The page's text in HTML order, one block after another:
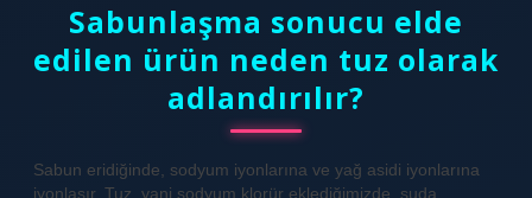
Sabunlaşma sonucu elde
edilen ürün neden tuz olarak
adlandırılır?
Sabun eridiğinde, sodyum iyonlarına ve yağ asidi iyonlarına
iyonlaşır. Tuz, yani sodyum klorür eklediğimizde, suda